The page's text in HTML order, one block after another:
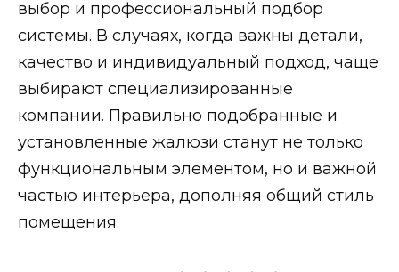
выбор и профессиональный подбор
системы. В случаях, когда важны детали,
качество и индивидуальный подход, чаще
выбирают специализированные
компании. Правильно подобранные и
установленные жалюзи станут не только
функциональным элементом, но и важной
частью интерьера, дополняя общий стиль
помещения.